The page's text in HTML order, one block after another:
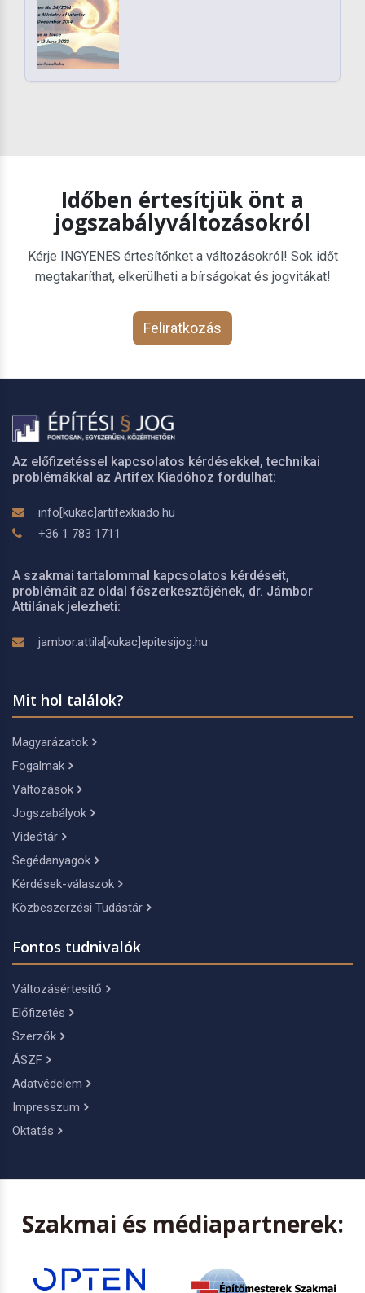
Időben értesítjük önt a
jogszabályváltozásokról
Kérje INGYENES értesítőnket a változásokról! Sok időt
megtakaríthat, elkerülheti a bírságokat és jogvitákat!
Feliratkozás
Az előfizetéssel kapcsolatos kérdésekkel, technikai
problémákkal az Artifex Kiadóhoz fordulhat:
info[kukac]artifexkiado.hu
+36 1 783 1711
A szakmai tartalommal kapcsolatos kérdéseit,
problémáit az oldal főszerkesztőjének, dr. Jámbor
Attilának jelezheti:
jambor.attila[kukac]epitesijog.hu
Mit hol találok?
Magyarázatok
Fogalmak
Változások
Jogszabályok
Videótár
Segédanyagok
Kérdések-válaszok
Közbeszerzési Tudástár
Fontos tudnivalók
Változásértesítő
Előfizetés
Szerzők
ÁSZF
Adatvédelem
Impresszum
Oktatás
Szakmai és médiapartnerek: